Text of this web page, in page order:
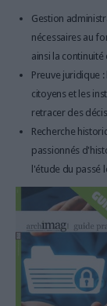
Gestion
nécessaires au
ainsi la
Preuve juridique
citoyens et les
retracer des
Recherche
passionnés
l'étude du passé